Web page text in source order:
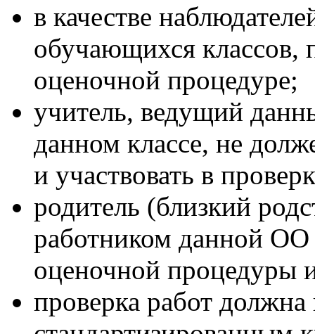
в качестве
обучающихся
оценочной процедуре;
учитель, ведущий
данном классе, не
и участвовать в
родитель (близкий
работником данной ОО
оценочной процедуры
проверка работ